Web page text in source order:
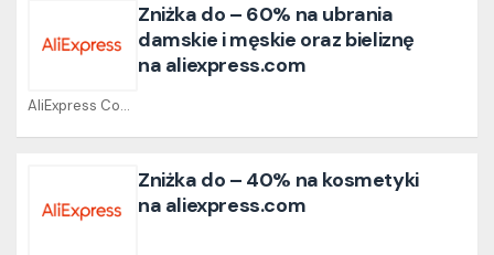
AliExpress Coupons
Zniżka do – 60% na ubrania
damskie i męskie oraz bieliznę
na aliexpress.com
Zniżka do – 40% na kosmetyki
na aliexpress.com